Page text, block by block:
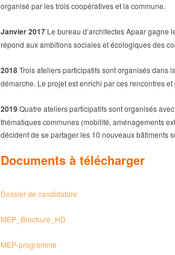
organisé par les trois coopératives et la commune.
Janvier 2017 Le bureau d’architectes Apaar gagne
répond aux ambitions sociales et écologiques des
2018Trois ateliers participatifs sont organisés dans
démarche. Le projet est enrichi par ces rencontres
2019Quatre ateliers participatifs sont organisés
thématiques communes (mobilité, aménagements
décident de se partager les 10 nouveaux bâtiments
Documents à télécharger
Dossier de candidature
MEP_Brochure_HD
MEP-programme